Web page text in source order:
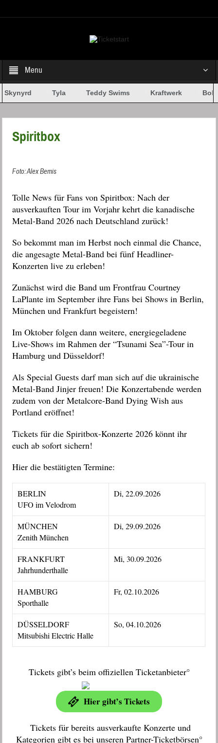
Menu
Tyla Teddy Swims Kraftwerk Bob
Spiritbox
Foto: Alex Bemis
Tolle News für Fans von Spiritbox: Nach der
ausverkauften Tour im Vorjahr kehrt die kanadische
Metal-Band 2026 nach Deutschland zurück!
So bekommt man im Herbst noch einmal die Chance,
die angesagte Metal-Band bei fünf Headliner-
Konzerten live zu erleben!
Zunächst wird die Band umFrontfrau Courtney
LaPlante im September ihre Fans bei Shows in Berlin,
München und Frankfurt begeistern!
Im Oktober folgen dann weitere, energiegeladene
Live-Shows im Rahmen der “Tsunami Sea”-Tour in
Hamburg und Düsseldorf!
Als Special Guests darf man sich auf die ukrainische
Metal-Band Jinjer freuen! Die Konzertabende werden
zudem von der Metalcore-Band Dying Wish aus
Portland eröffnet!
Tickets für die Spiritbox-Konzerte 2026 könnt ihr
euch ab sofort sichern!
Hier die bestätigten Termine:
BERLIN
UFO im Velodrom
Di, 22.09.2026
MÜNCHEN
Zenith München
Di, 29.09.2026
FRANKFURT
Jahrhunderthalle
Mi, 30.09.2026
HAMBURG
Sporthalle
Fr, 02.10.2026
DÜSSELDORF
Mitsubishi Electric Halle
So, 04.10.2026
Tickets gibt’s beim offiziellen Ticketanbieter°
Hier gibt’s Tickets
Tickets für bereits ausverkaufte Konzerte und
Kategorien gibt es bei unseren Partner-Ticketbörsen°